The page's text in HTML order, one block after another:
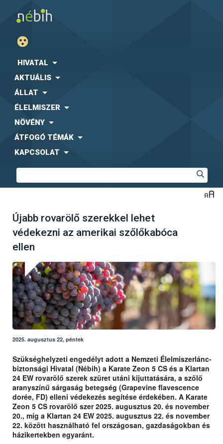
HIVATAL
AKTUÁLIS
ÁLLAT
ÉLELMISZER
NÖVÉNY
ÁTFOGÓ TÉMÁK
KAPCSOLAT
Újabb rovarölő szerekkel lehet
védekezni az amerikai szőlőkabóca
ellen
2025. augusztus 22, péntek
Szükséghelyzeti engedélyt adott a Nemzeti Élelmiszerlánc-
biztonsági Hivatal (Nébih) a Karate Zeon 5 CS és a Klartan
24 EW rovarölő szerek szüret utáni kijuttatására, a szőlő
aranyszínű sárgaság betegség (Grapevine flavescence
dorée, FD) elleni védekezés segítése érdekében. A Karate
Zeon 5 CS rovarölő szer 2025. augusztus 20. és november
20., míg a Klartan 24 EW 2025. augusztus 22. és november
22. között használható fel országosan, gazdaságokban és
házikertekben egyaránt.